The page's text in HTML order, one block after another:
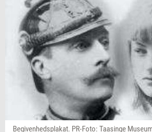
Begivenhedsplakat. PR-Foto: Taasinge